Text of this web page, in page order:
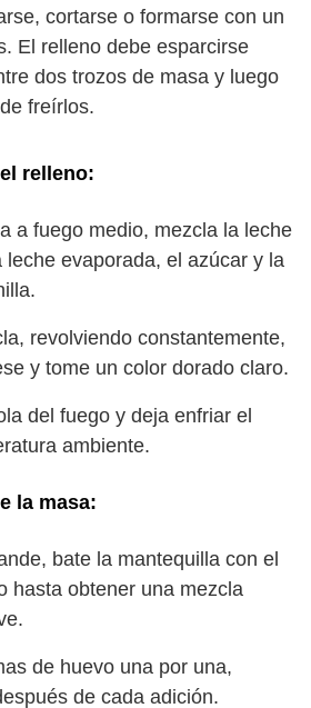
cortarse o formarse con un
El relleno debe esparcirse
dos trozos de masa y luego
freírlos.
relleno:
a fuego medio, mezcla la leche
leche evaporada, el azúcar y la
revolviendo constantemente,
y tome un color dorado claro.
del fuego y deja enfriar el
ambiente.
la masa:
bate la mantequilla con el
hasta obtener una mezcla
de huevo una por una,
de cada adición.